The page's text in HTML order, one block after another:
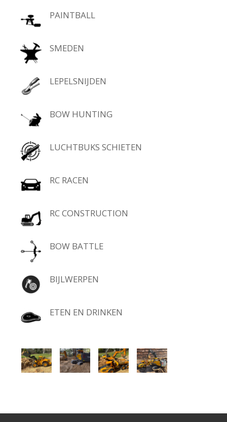
PAINTBALL
SMEDEN
LEPELSNIJDEN
BOW HUNTING
LUCHTBUKS SCHIETEN
RC RACEN
RC CONSTRUCTION
BOW BATTLE
BIJLWERPEN
ETEN EN DRINKEN